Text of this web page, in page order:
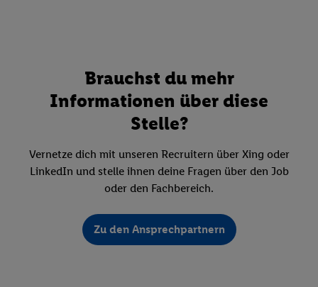
Brauchst du mehr
Informationen über diese
Stelle?
Vernetze dich mit unseren Recruitern über Xing oder
LinkedIn und stelle ihnen deine Fragen über den Job
oder den Fachbereich.
Zu den Ansprechpartnern